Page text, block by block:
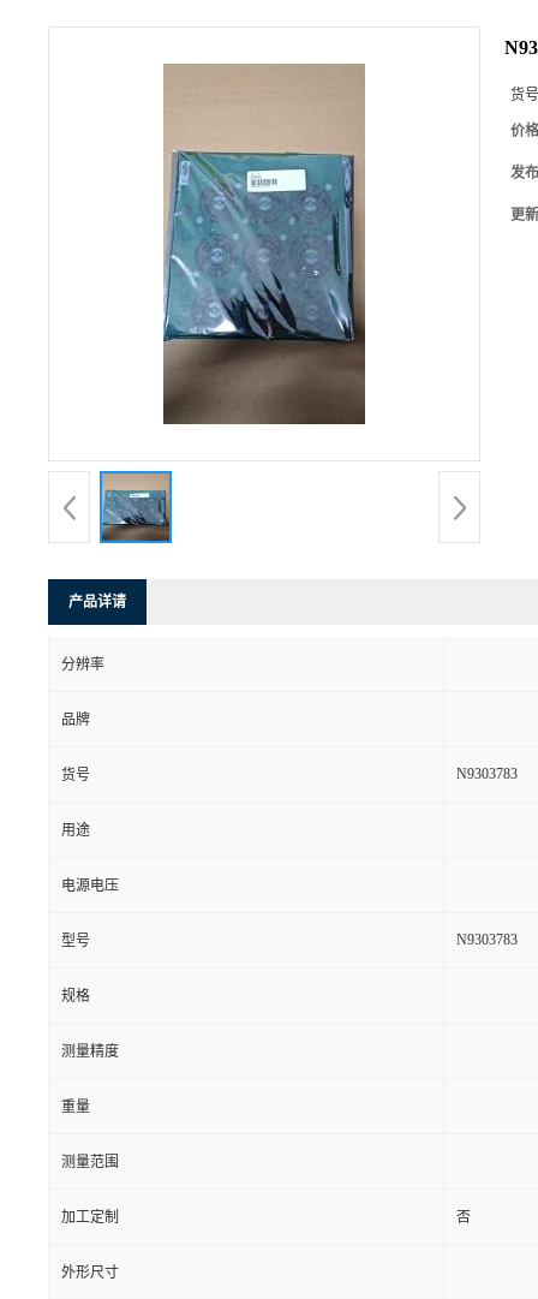
货
价
发
更
产品详请
分辨率
品牌
货号 N9303783
用途
电源电压
型号 N9303783
规格
测量精度
重量
测量范围
加工定制 否
外形尺寸